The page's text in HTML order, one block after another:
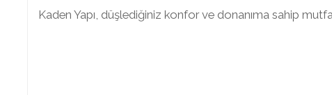
Kaden Yapı, düşlediğiniz konfor ve donanıma sahip